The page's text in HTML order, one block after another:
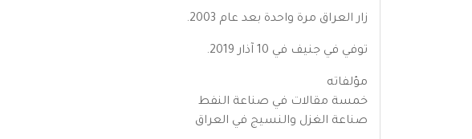
زار العراق مرة واحدة بعد عام 2003.
توفي في جنيف في 10 آذار 2019.
مؤلفاته
خمسة مقالات في صناعة النفط
صناعة الغزل والنسيج في العراق